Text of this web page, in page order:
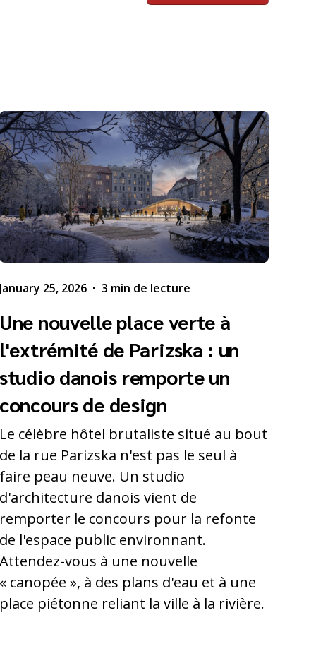
25, 2026 • 3 min de lecture
nouvelle place verte à
de Parizska : un
danois remporte un
de design
célèbre hôtel brutaliste situé au bout
la rue Parizska n'est pas le seul à
peau neuve. Un studio
danois vient de
le concours pour la refonte
l'espace public environnant.
vous à une nouvelle
canopée », à des plans d'eau et à une
piétonne reliant la ville à la rivière.